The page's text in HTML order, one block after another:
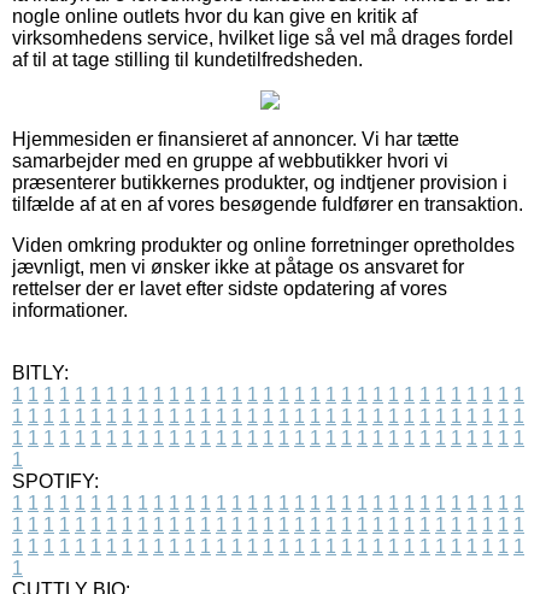
nogle online outlets hvor du kan give en kritik af
virksomhedens service, hvilket lige så vel må drages fordel
af til at tage stilling til kundetilfredsheden.
Hjemmesiden er finansieret af annoncer. Vi har tætte
samarbejder med en gruppe af webbutikker hvori vi
præsenterer butikkernes produkter, og indtjener provision i
tilfælde af at en af vores besøgende fuldfører en transaktion.
Viden omkring produkter og online forretninger opretholdes
jævnligt, men vi ønsker ikke at påtage os ansvaret for
rettelser der er lavet efter sidste opdatering af vores
informationer.
BITLY:
1 1 1 1 1 1 1 1 1 1 1 1 1 1 1 1 1 1 1 1 1 1 1 1 1 1 1 1 1 1 1 1 1
1 1 1 1 1 1 1 1 1 1 1 1 1 1 1 1 1 1 1 1 1 1 1 1 1 1 1 1 1 1 1 1 1
1 1 1 1 1 1 1 1 1 1 1 1 1 1 1 1 1 1 1 1 1 1 1 1 1 1 1 1 1 1 1 1 1
1
SPOTIFY:
1 1 1 1 1 1 1 1 1 1 1 1 1 1 1 1 1 1 1 1 1 1 1 1 1 1 1 1 1 1 1 1 1
1 1 1 1 1 1 1 1 1 1 1 1 1 1 1 1 1 1 1 1 1 1 1 1 1 1 1 1 1 1 1 1 1
1 1 1 1 1 1 1 1 1 1 1 1 1 1 1 1 1 1 1 1 1 1 1 1 1 1 1 1 1 1 1 1 1
1
CUTTLY BIO: